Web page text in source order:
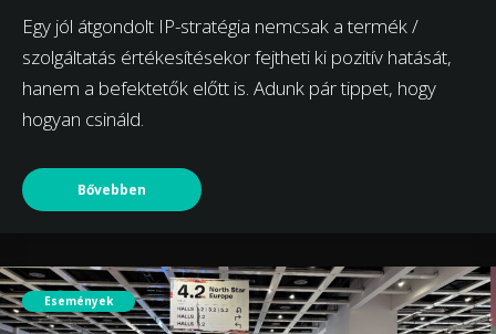
Egy jól átgondolt IP-stratégia nemcsak a termék /
szolgáltatás értékesítésekor fejtheti ki pozitív hatását,
hanem a befektetők előtt is. Adunk pár tippet, hogy
hogyan csináld.
Bővebben
Események